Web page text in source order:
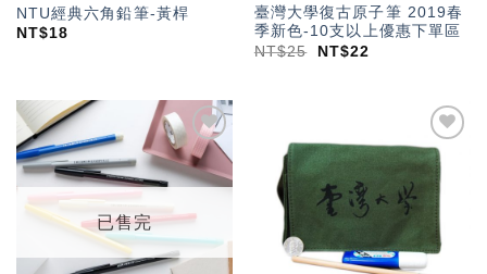
NTU經典六角鉛筆-黃桿
NT$18
臺灣大學復古原子筆 2019春
季新色-10支以上優惠下單區
NT$25 NT$22
加入
「願
望輕
已售完
加入
「願
望輕
單」